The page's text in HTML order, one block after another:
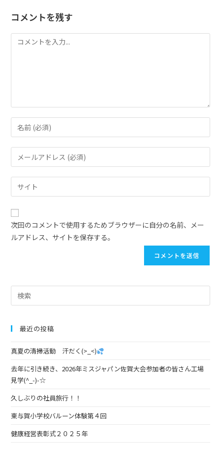
コメントを残す
次回のコメントで使用するためブラウザーに自分の名前、メー
ルアドレス、サイトを保存する。
最近の投稿
真夏の清掃活動 汗だく(>_<)
去年に引き続き、2026年ミスジャパン佐賀大会参加者の皆さん工場
見学(^_-)-☆
久しぶりの社員旅行！！
東与賀小学校バルーン体験第４回
健康経営表彰式２０２５年